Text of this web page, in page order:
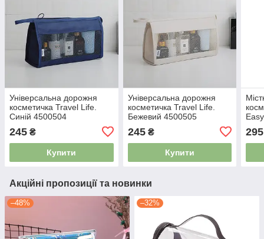
Універсальна дорожня
косметичка Travel Life.
Синій 4500504
245 ₴
Купити
Універсальна дорожня
косметичка Travel Life.
Бежевий 4500505
245₴
Купити
295
Акційні пропозиції та новинки
–48% –32%